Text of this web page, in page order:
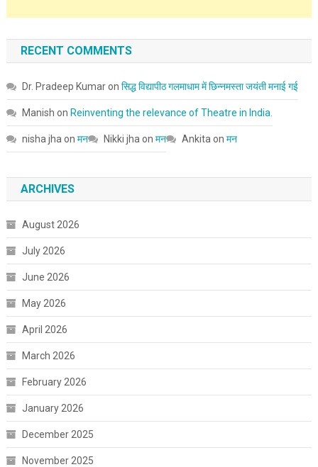
RECENT COMMENTS
Dr. Pradeep Kumaron सिद्ध विद्यापीठ गलमाधाम में छिन्नमस्ता जयंती मनाई गई
Manish on Reinventing the relevance of Theatre in India.
nisha jha on मन Nikki jha on मन Ankita on मन
ARCHIVES
August 2026
July 2026
June 2026
May 2026
April 2026
March 2026
February 2026
January 2026
December 2025
November 2025